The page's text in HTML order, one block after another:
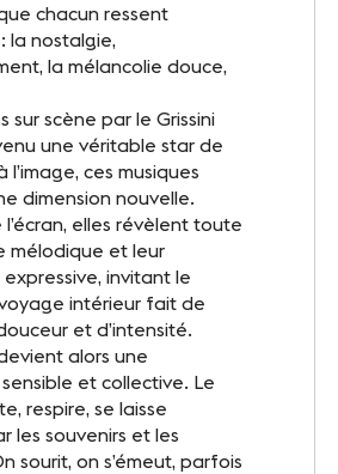
LinkedIn
chacun ressent
la nostalgie,
la mélancolie douce,
sur scène par le Grissini
une véritable star de
l’image, ces musiques
dimension nouvelle.
elles révèlent toute
mélodique et leur
invitant le
intérieur fait de
et d’intensité.
alors une
et collective. Le
respire, se laisse
les souvenirs et les
sourit, on s’émeut, parfois